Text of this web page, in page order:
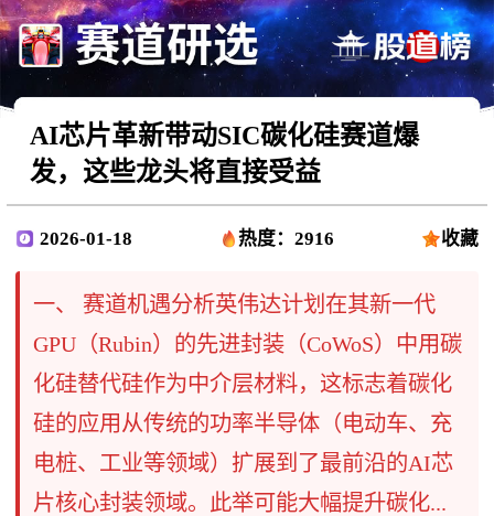
AI芯片革新带动SIC碳化硅赛道爆
发，这些龙头将直接受益
2026-01-18 热度：2916 收藏
一、 赛道机遇分析英伟达计划在其新一代
GPU（Rubin）的先进封装（CoWoS）中用碳
化硅替代硅作为中介层材料，这标志着碳化
硅的应用从传统的功率半导体（电动车、充
电桩、工业等领域）扩展到了最前沿的AI芯
片核心封装领域。此举可能大幅提升碳化...